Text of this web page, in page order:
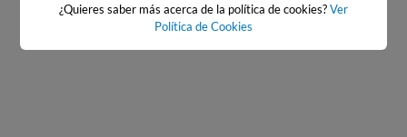
¿Quieres saber más acerca de la política de cookies?Ver
Política de Cookies